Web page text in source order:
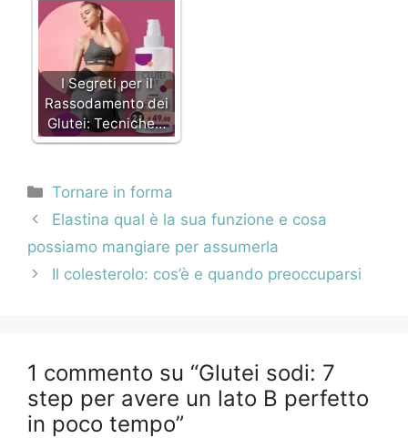
I Segreti per il
Rassodamento dei
Glutei: Tecniche…
Categorie
Tornare in forma
Navigazione
articolo
Elastina qual è la sua funzione e cosa
possiamo mangiare per assumerla
Il colesterolo: cos’è e quando preoccuparsi
1 commento su “Glutei sodi: 7
step per avere un lato B perfetto
in poco tempo”